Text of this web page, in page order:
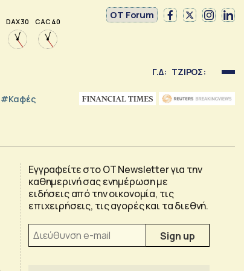
DAX 30 CAC 40
OT Forum
Γ.Δ: ΤΖΙΡΟΣ:
#καφές
Εγγραφείτε στο OT Newsletter για την
καθημερινή σας ενημέρωση με
ειδήσεις από την οικονομία, τις
επιχειρήσεις, τις αγορές και τα διεθνή.